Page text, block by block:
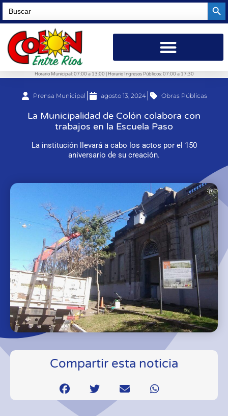
Search
for:
Horario Municipal: 07:00 a 13:00 | Horario Ingresos Públicos: 07:00 a 17:30
Prensa Municipal agosto 13, 2024 Obras Públicas
La Municipalidad de Colón colabora con
trabajos en la Escuela Paso
La institución llevará a cabo los actos por el 150
aniversario de su creación.
Compartir esta noticia